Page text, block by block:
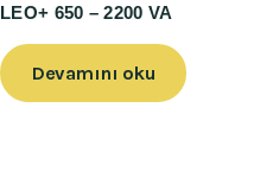
LEO+ 650 – 2200 VA
Devamını oku